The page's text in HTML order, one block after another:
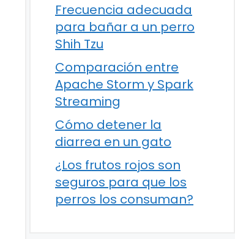
Frecuencia adecuada
para bañar a un perro
Shih Tzu
Comparación entre
Apache Storm y Spark
Streaming
Cómo detener la
diarrea en un gato
¿Los frutos rojos son
seguros para que los
perros los consuman?